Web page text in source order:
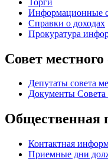
Информационные
Справки о доходах
Прокуратура
Совет
Депутаты совета
Документы
Общественная
Контактная
Приемные дни